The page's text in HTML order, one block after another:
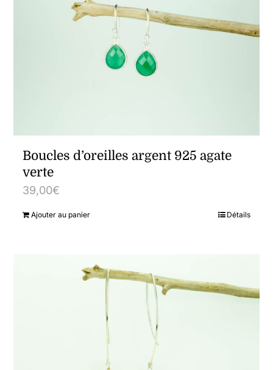
Boucles d’oreilles argent 925 agate
verte
39,00€
Ajouter au panier Détails